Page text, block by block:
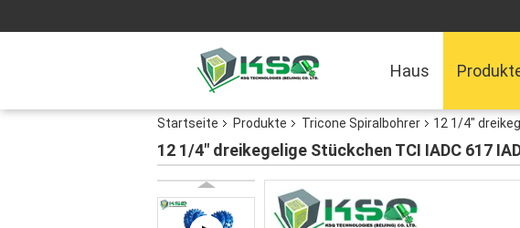
Haus
Startseite Produkte Tricone Spiralbohrer 12 1/4"
12 1/4" dreikegelige Stückchen TCI IADC 617